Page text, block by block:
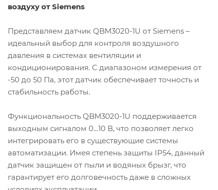
воздуху от Siemens
Представляем датчик QBM3020-1U от Siemens –
идеальный выбор для контроля воздушного
давления в системах вентиляции и
кондиционирования. С диапазоном измерения от
-50 до 50 Па, этот датчик обеспечивает точность и
стабильность работы.
Функциональность QBM3020-1U поддерживается
выходным сигналом 0…10 В, что позволяет легко
интегрировать его в существующие системы
автоматизации. Имея степень защиты IP54, данный
датчик защищен от пыли и водяных брызг, что
гарантирует его долговечность даже в сложных